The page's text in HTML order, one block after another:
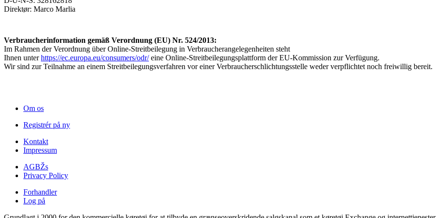
Direktør: Marco Marlia
Verbraucherinformation gemäß Verordnung (EU) Nr. 524/2013:
Im Rahmen der Verordnung über Online-Streitbeilegung in Verbraucherangelegenheiten steht
Ihnen unterhttps://ec.europa.eu/consumers/odr/eine Online-Streitbeilegungsplattform der EU-Kommission zur Verfügung.
Wir sind zur Teilnahme an einem Streitbeilegungsverfahren vor einer Verbraucherschlichtungsstelle weder verpflichtet noch freiwillig bereit.
Om os
Registrér på ny
Kontakt
Impressum
AGBŽs
Privacy Policy
Forhandler
Log på